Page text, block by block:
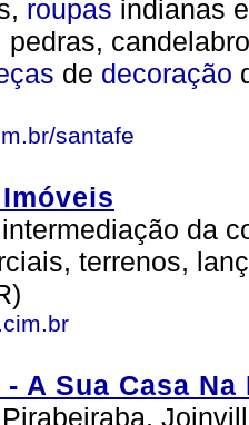
roupas indianas
pedras,
de decoração
santafe
da
terrenos,
A Sua Casa Na